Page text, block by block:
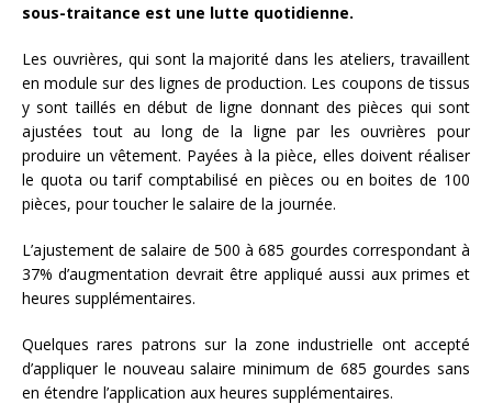
sous-traitance est une lutte quotidienne.
Les ouvrières, qui sont la majorité dans les ateliers, travaillent
en module sur des lignes de production. Les coupons de tissus
y sont taillés en début de ligne donnant des pièces qui sont
ajustées tout au long de la ligne par les ouvrières pour
produire un vêtement. Payées à la pièce, elles doivent réaliser
le quota ou tarif comptabilisé en pièces ou en boites de 100
pièces, pour toucher le salaire de la journée.
L’ajustement de salaire de 500 à 685 gourdes correspondant à
37% d’augmentation devrait être appliqué aussi aux primes et
heures supplémentaires.
Quelques rares patrons sur la zone industrielle ont accepté
d’appliquer le nouveau salaire minimum de 685 gourdes sans
en étendre l’application aux heures supplémentaires.